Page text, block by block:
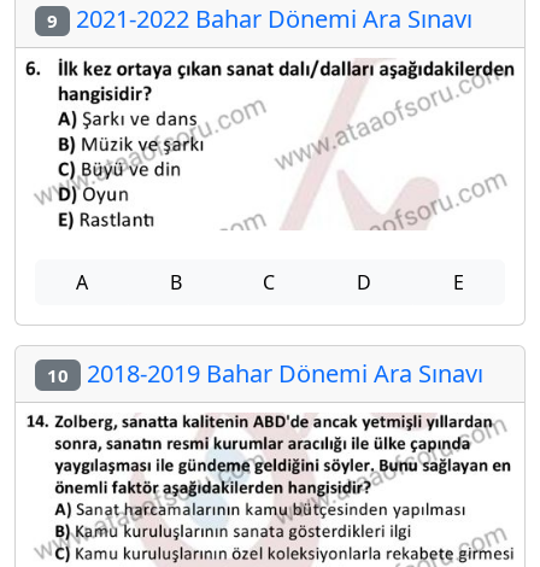
9 2021-2022 Bahar Dönemi Ara Sınavı
A B C D E
10 2018-2019 Bahar Dönemi Ara Sınavı